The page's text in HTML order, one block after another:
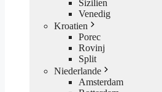
Sizilien
Venedig
Kroatien
Porec
Rovinj
Split
Niederlande
Amsterdam